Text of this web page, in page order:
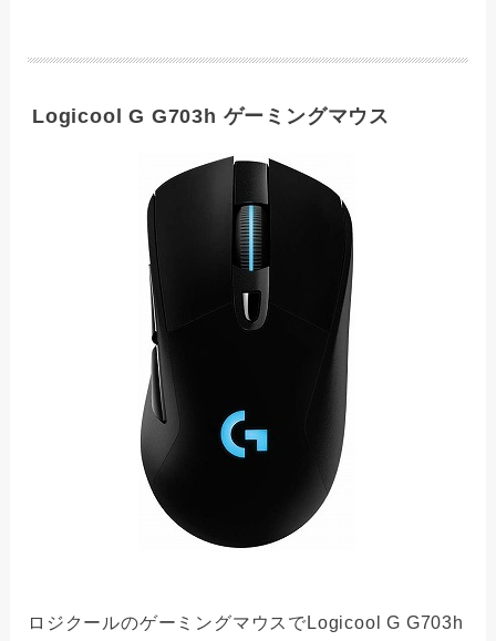
Logicool G G703h ゲーミングマウス
ロジクールのゲーミングマウスでLogicool G G703h